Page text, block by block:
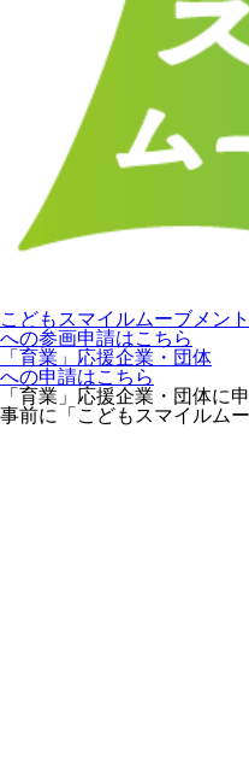
こどもスマイルムーブメント
への参画申請はこちら
「育業」応援企業・団体
への申請はこちら
「育業」応援企業・団体に
事前に「こどもスマイルム